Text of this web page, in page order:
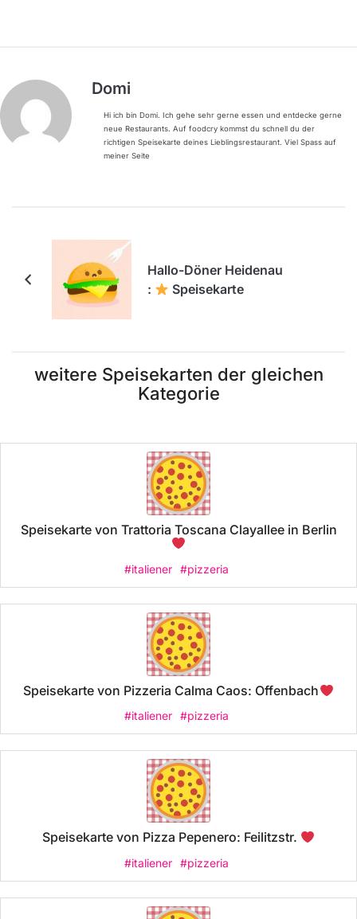
Domi
Hi ich bin Domi. Ich gehe sehr gerne essen und entdecke gerne
neue Restaurants. Auf foodcry kommst du schnell du der
richtigen Speisekarte deines Lieblingsrestaurant. Viel Spass auf
meiner Seite
Hallo-Döner Heidenau
:
Speisekarte
weitere Speisekarten der gleichen
Kategorie
Speisekarte von Trattoria Toscana Clayallee in Berlin
#italiener #pizzeria
Speisekarte von Pizzeria Calma Caos: Offenbach
#italiener #pizzeria
Speisekarte von Pizza Pepenero: Feilitzstr.
#italiener #pizzeria